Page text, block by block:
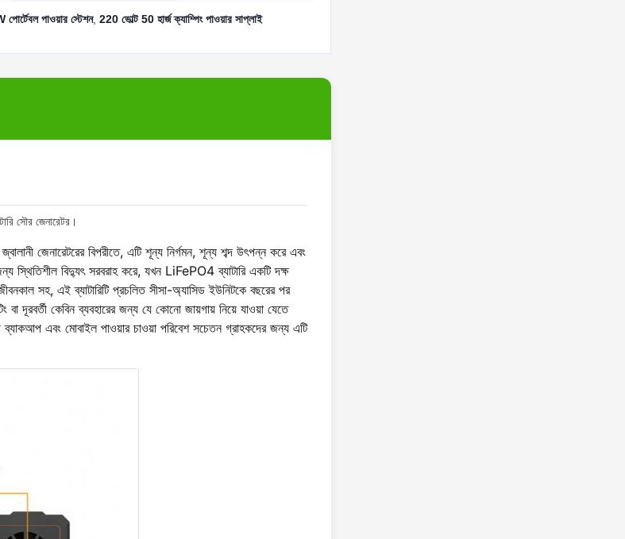
পাওয়ার স্টেশন, 220 ভোল্ট 50 হার্জ ক্যাম্পিং পাওয়ার সাপ্লাই
সৌর জেনারেটর।
জেনারেটরের বিপরীতে, এটি শূন্য নির্গমন, শূন্য শব্দ উৎপন্ন করে এবং
স্থিতিশীল বিদ্যুৎ সরবরাহ করে, যখন LiFePO4 ব্যাটারি একটি দক্ষ
সহ, এই ব্যাটারিটি প্রচলিত সীসা-অ্যাসিড ইউনিটকে বছরের পর
দূরবর্তী কেবিন ব্যবহারের জন্য যে কোনো জায়গায় নিয়ে যাওয়া যেতে
এবং মোবাইল পাওয়ার চাওয়া পরিবেশ সচেতন গ্রাহকদের জন্য এটি